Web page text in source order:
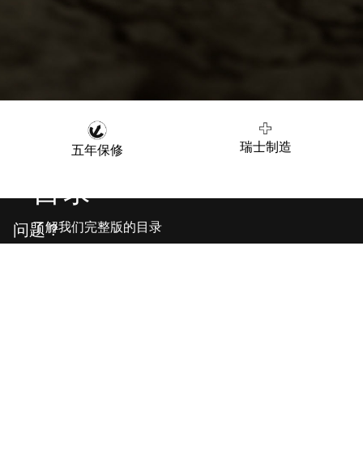
目录
了解我们完整版的目录
五年保修 瑞士制造
问题？